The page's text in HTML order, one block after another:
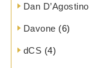
Dan D’Agostino
Davone (6)
dCS (4)